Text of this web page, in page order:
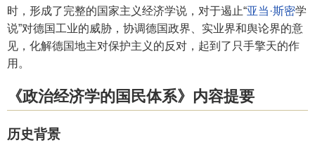
时，形成了完整的国家主义经济学说，对于遏止“亚当·斯密学
说”对德国工业的威胁，协调德国政界、实业界和舆论界的意
见，化解德国地主对保护主义的反对，起到了只手擎天的作
用。
《政治经济学的国民体系》内容提要
历史背景